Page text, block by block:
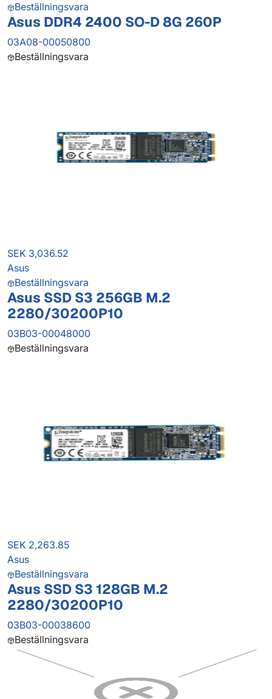
Beställningsvara
Asus DDR4 2400 SO-D 8G 260P
03A08-00050800
Beställningsvara
SEK 3,036.52
Asus
Beställningsvara
Asus SSD S3 256GB M.2
2280/30200P10
03B03-00048000
Beställningsvara
SEK 2,263.85
Asus
Beställningsvara
Asus SSD S3 128GB M.2
2280/30200P10
03B03-00038600
Beställningsvara